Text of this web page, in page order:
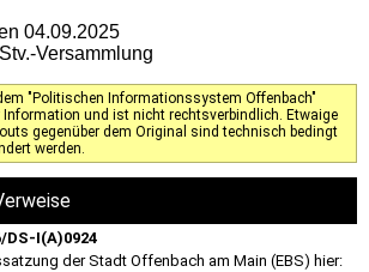
04.09.2025
Versammlung
"Politischen Informationssystem Offenbach"
Information und ist nicht rechtsverbindlich. Etwaige
gegenüber dem Original sind technisch bedingt
werden.
DS-I(A)0924
der Stadt Offenbach am Main (EBS) hier: